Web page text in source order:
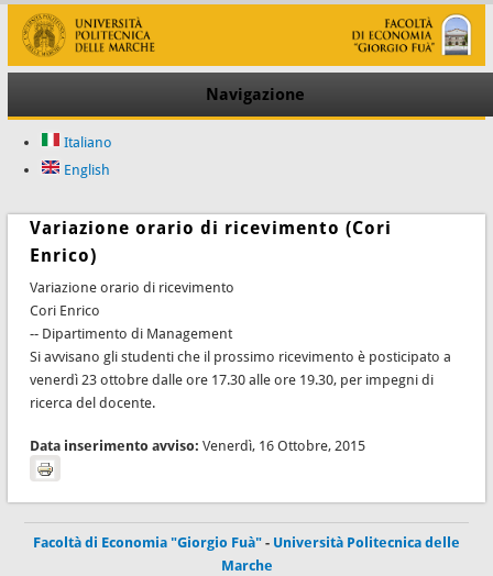
Navigazione
Italiano
English
Variazione orario di ricevimento (Cori
Enrico)
Variazione orario di ricevimento
Cori Enrico
-- Dipartimento di Management
Si avvisano gli studenti che il prossimo ricevimento è posticipato a
venerdì 23 ottobre dalle ore 17.30 alle ore 19.30, per impegni di
ricerca del docente.
Data inserimento avviso: Venerdì, 16 Ottobre, 2015
Facoltà di Economia "Giorgio Fuà" - Università Politecnica delle
Marche